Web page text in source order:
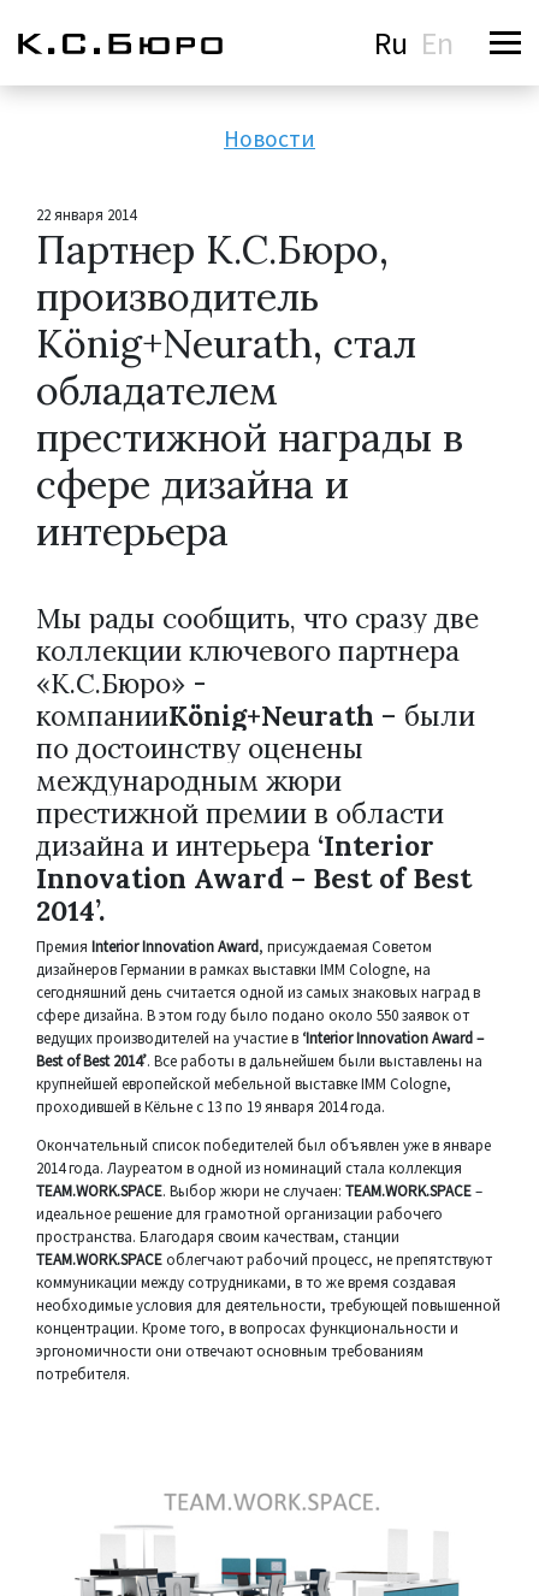
Ru En
Новости
22 января 2014
Партнер К.С.Бюро,
производитель
König+Neurath, стал
обладателем
престижной награды в
сфере дизайна и
интерьера
Мы рады сообщить, что сразу две
коллекции ключевого партнера
«К.С.Бюро» -
компанииKönig+Neurath – были
по достоинству оценены
международным жюри
престижной премии в области
дизайна и интерьера ‘Interior
Innovation Award – Best of Best
2014’.
Премия Interior Innovation Award, присуждаемая Советом
дизайнеров Германии в рамках выставки IMM Cologne, на
сегодняшний день считается одной из самых знаковых наград в
сфере дизайна. В этом году было подано около 550 заявок от
ведущих производителей на участие в ‘Interior Innovation Award –
Best of Best 2014’. Все работы в дальнейшем были выставлены на
крупнейшей европейской мебельной выставке IMM Cologne,
проходившей в Кёльне с 13 по 19 января 2014 года.
Окончательный список победителей был объявлен уже в январе
2014 года. Лауреатом в одной из номинаций стала коллекция
TEAM.WORK.SPACE. Выбор жюри не случаен: TEAM.WORK.SPACE–
идеальное решение для грамотной организации рабочего
пространства. Благодаря своим качествам, станции
TEAM.WORK.SPACEоблегчают рабочий процесс, не препятствуют
коммуникации между сотрудниками, в то же время создавая
необходимые условия для деятельности, требующей повышенной
концентрации. Кроме того, в вопросах функциональности и
эргономичности они отвечают основным требованиям
потребителя.